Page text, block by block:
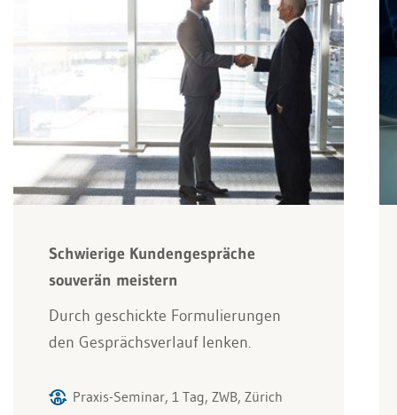
Schwierige Kundengespräche
souverän meistern
Durch geschickte Formulierungen
den Gesprächsverlauf lenken.
Praxis-Seminar, 1 Tag, ZWB, Zürich